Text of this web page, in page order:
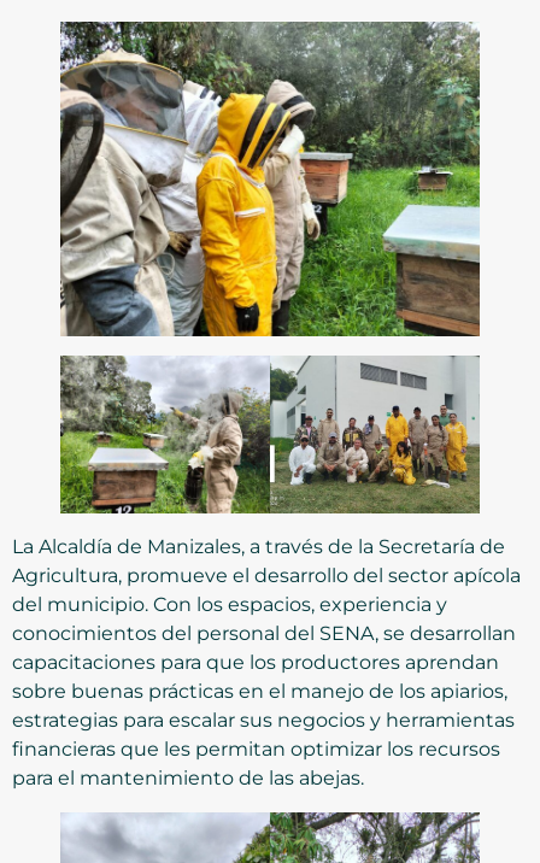
La Alcaldía de Manizales, a través de la Secretaría de
Agricultura, promueve el desarrollo del sector apícola
del municipio. Con los espacios, experiencia y
conocimientos del personal del SENA, se desarrollan
capacitaciones para que los productores aprendan
sobre buenas prácticas en el manejo de los apiarios,
estrategias para escalar sus negocios y herramientas
financieras que les permitan optimizar los recursos
para el mantenimiento de las abejas.